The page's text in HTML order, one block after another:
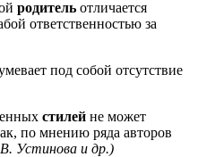
родитель отличается
ответственностью за
под собой отсутствие
стилей не может
по мнению ряда авторов
Устинова и др.)